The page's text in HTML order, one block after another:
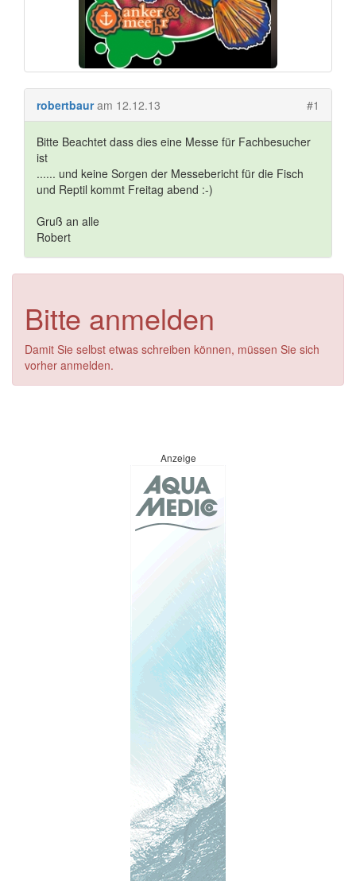
robertbaur am 12.12.13 #1
Bitte Beachtet dass dies eine Messe für Fachbesucher
ist
...... und keine Sorgen der Messebericht für die Fisch
und Reptil kommt Freitag abend :-)
Gruß an alle
Robert
Bitte anmelden
Damit Sie selbst etwas schreiben können, müssen Sie sich
vorher anmelden.
Anzeige